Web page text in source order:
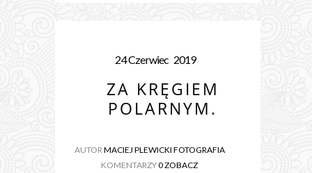
24Czerwiec 2019
ZA KRĘGIEM
POLARNYM.
AUTOR MACIEJ PLEWICKI FOTOGRAFIA
KOMENTARZY0 ZOBACZ